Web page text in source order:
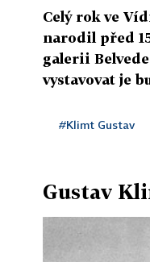
Celý rok ve
narodil před
galerii
vystavovat je
#Klimt Gustav
Gustav